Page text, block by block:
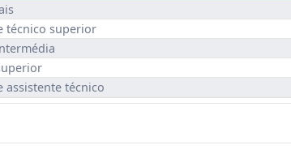
técnico superior
assistente técnico